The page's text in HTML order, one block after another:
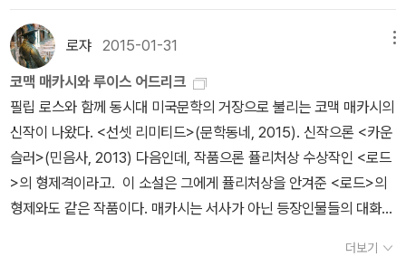
지만 품위와 자유도 느껴져요. 사냥꾼은 다른 곳에서는 존재할 수 없
는 순수한 마음을 갖고 있죠. 사냥꾼은 무엇이 되었느냐가 아니라 무
엇이 되지 않았느냐에 의해 더 잘 정의된다고 봐요. 그가 누구인가
와 그가 무엇을 하는가 사이에 전혀 차이가 없죠. 사냥꾼이 하는 일
은 다른 존재를 죽이는 거예요. 물론 우리는 다른 문제고요. 우리는우
리가 선택한 길을 가기에 부적합한 것 같아요. 부적합할 뿐만 아니
라 준비도 제대로 안 되어 있죠. 그 모든 피와 공포를 베일로 덮어 버
리고 싶어 하니까. 그래서 우리가 여기까지 오게 된 거예요. 심약한 마
음 탓에모든 현실에 눈을 감아 버렸죠. 그리고 그 결과 우리의운명
한 인간보다 더 잔인한 것은 없어요. 그리고 다가올 대학살은 우리 상
엮었다. 그는 구덩이에서 걸어나와 밝아진 날을 보면서 너무 지쳐 흐
느낄 뻔했다. 죽어 전설이 된 그 광야에서는 아무것도 움직이지 않았
고 숲은 서리꽃 화환을 두르고 있었으며 잡초가 하얀 수정 환상들로
부터 동굴 바닥의 돌 레이스처럼 삐죽삐죽 솟아 있었다. 그는 욕을 멈
추지 않았다. 그에게 말을 거는 목소리는 악마가 아니라 가끔 제정신
이라는 이름으로 나타나는 오래전에 벗어던진 자아였다. - P192 성
서의 '광야'를 떠올리게 하는 대목
은 꼭 사게 된다. 183. 카운슬러코맥 매카시 지음 / 김시현 옮김 /
민음사 / 2013 지금 이 맥락에 이게 대체 무슨 소린지 모르겠다 싶
은 말이 잔뜩 있는 문학은 독자를 유혹에 빠뜨린다. 정확히 모르겠지
만 덮어놓고 아는 척 뭉갬으로써 있어빌리티를 확보할 수 있겠다는
유혹. 어차피 다른 사람들도 이걸 전부 다 알아듣고 저러는 건 아닐
걸? 이야기의 뼈대는 더없이 단순하다. 그런데 거기에 들러붙은 인
간들이 내뱉는 저마다의 이야기가 모든 각도에서 조망되지 않는다.
그래서 하고 싶은 말이 서사를 초과하는 것처럼 어릉어릉 보인다. 근
데 또 그런 말들이 하늘이 낸 글 솜씨와 결합하면, 간단명료한 서사를
값싼 미끼로 던져놓고 세상 모든 말을 다 낚아 올리려는 욕심처럼 보
겨워 죽겠어 그놈의 책 그냥 다 확 불살라 버려야지 싶다가도 쟤가 말
은 안 하지만 자기도 스트레스 엄청 받겠지 싶어서 그냥 냅뒀지 아 서
방 복 없는 년이 자식 복도 없다지만 그래도 에미 마음이 어디 그런가,
그래 그래 너도 답답하겠지 그냥 너 하고 싶은 대로 하고 살아라 에미
가 삼시 세끼 고기 반찬은 못 먹여도 그 정도는 해 줘야지 그냥 쌀만
너무 많이 축내지 말고 적당히 먹고 적당히 싸면서 적당히 살다 가자
이번 생 너나 나나 아주 오지다, 그랬는데 어느 날 갑자기 얘가 그러는
거야. 어머니 제가 우주의 법칙을 발견했습니다. 나는 속으로 이게 또
네, 어머니, 제가 만유인력의 법칙을 발견했습니다. 그러니 어디 내가
의 대표작들은 따로 있기에 내년쯤에 기회를 보아 그 작품들을 읽어
보려고 한다. 가령 <핏빛 자오선>(1985)가 대표적이다. '<타임>이
뽑은 100대 영문소설'에도 들어간 작품이다. 더불어 1965년에 데뷔
작을 발표한 매카시의 중기 대표작이라고 할 만하다. 초기작은 국내
에 소개돼 있지 않기 때문에 강의에서 다룰 수 있는 건 <핏빛 자오선
>과 함께 '국경 3부작' 정도다. <모든 예쁜 말들>(1992), <국경을
넘어>(1994), <평원의 도시들>(1998)로 구성되어 있다. 이 가운
데 <국경을 넘어>가 현재 품절된 상태다. 바람직한 건 <평원의 도시
들>까지 '모던 클래식' 시리즈로 다시 나오는 것. 그래야 좀 구색이 맞
겠다. 그렇게 새로 나오지 않는다면, 아마 강의에서는 <핏빛 자오선>
로쟈 2015-01-31
코맥 매카시와 루이스 어드리크
필립 로스와 함께 동시대 미국문학의 거장으로 불리는 코맥 매카시의
신작이 나왔다. <선셋 리미티드>(문학동네, 2015). 신작으론 <카운
슬러>(민음사, 2013) 다음인데, 작품으론 퓰리처상 수상작인 <로드
>의 형제격이라고. 이 소설은 그에게 퓰리처상을 안겨준 <로드>의
형제와도 같은 작품이다. 매카시는 서사가 아닌 등장인물들의 대화가
소설 구성에 있어서 큰 실험을 감행한 동시에 인간의 운명이라는 원
더보기